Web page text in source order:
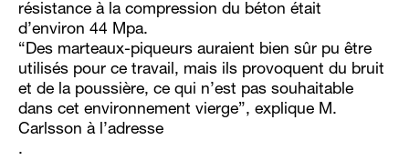
résistance à la compression du béton était
d’environ 44 Mpa.
“Des marteaux-piqueurs auraient bien sûr pu être
utilisés pour ce travail, mais ils provoquent du bruit
et de la poussière, ce qui n’est pas souhaitable
dans cet environnement vierge”, explique M.
Carlsson à l’adresse
.